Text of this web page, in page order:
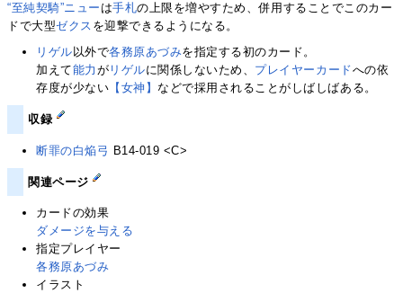
“至純契騎”ニュー は手札の上限を増やすため、併用することでこのカー
ドで大型ゼクス を迎撃できるようになる。
リゲル 以外で各務原あづみを指定する初のカード。
加えて能力 が リゲルに関係しないため、 プレイヤーカードへの依
存度が少ない 【女神】などで採用されることがしばしばある。
収録
断罪の白焔弓 B14-019 <C>
関連ページ
カードの効果
ダメージを与える
指定プレイヤー
各務原あづみ
イラスト